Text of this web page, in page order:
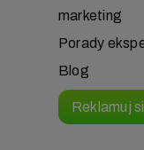
marketing
Porady
Blog
Reklamuj